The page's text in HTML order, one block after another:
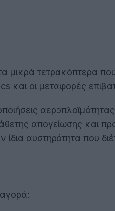
μικρά τετρακόπτερα
και οι μεταφορές
απογείωσης και
αυστηρότητα που